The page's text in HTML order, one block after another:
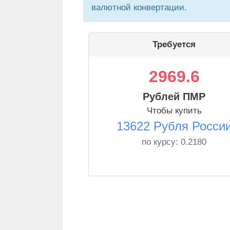
валютной конвертации.
Требуется
2969.6
Рублей ПМР
Чтобы купить
13622 Рубля
по курсу: 0.2180